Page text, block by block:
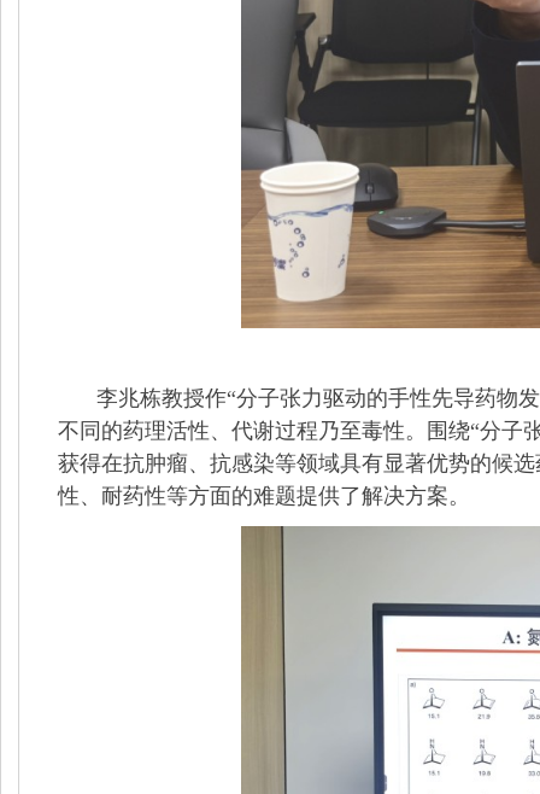
李兆栋教授作“分子张力驱动的手性先导药物
不同的药理活性、代谢过程乃至毒性。围绕“分子
获得在抗肿瘤、抗感染等领域具有显著优势的候
性、耐药性等方面的难题提供了解决方案。